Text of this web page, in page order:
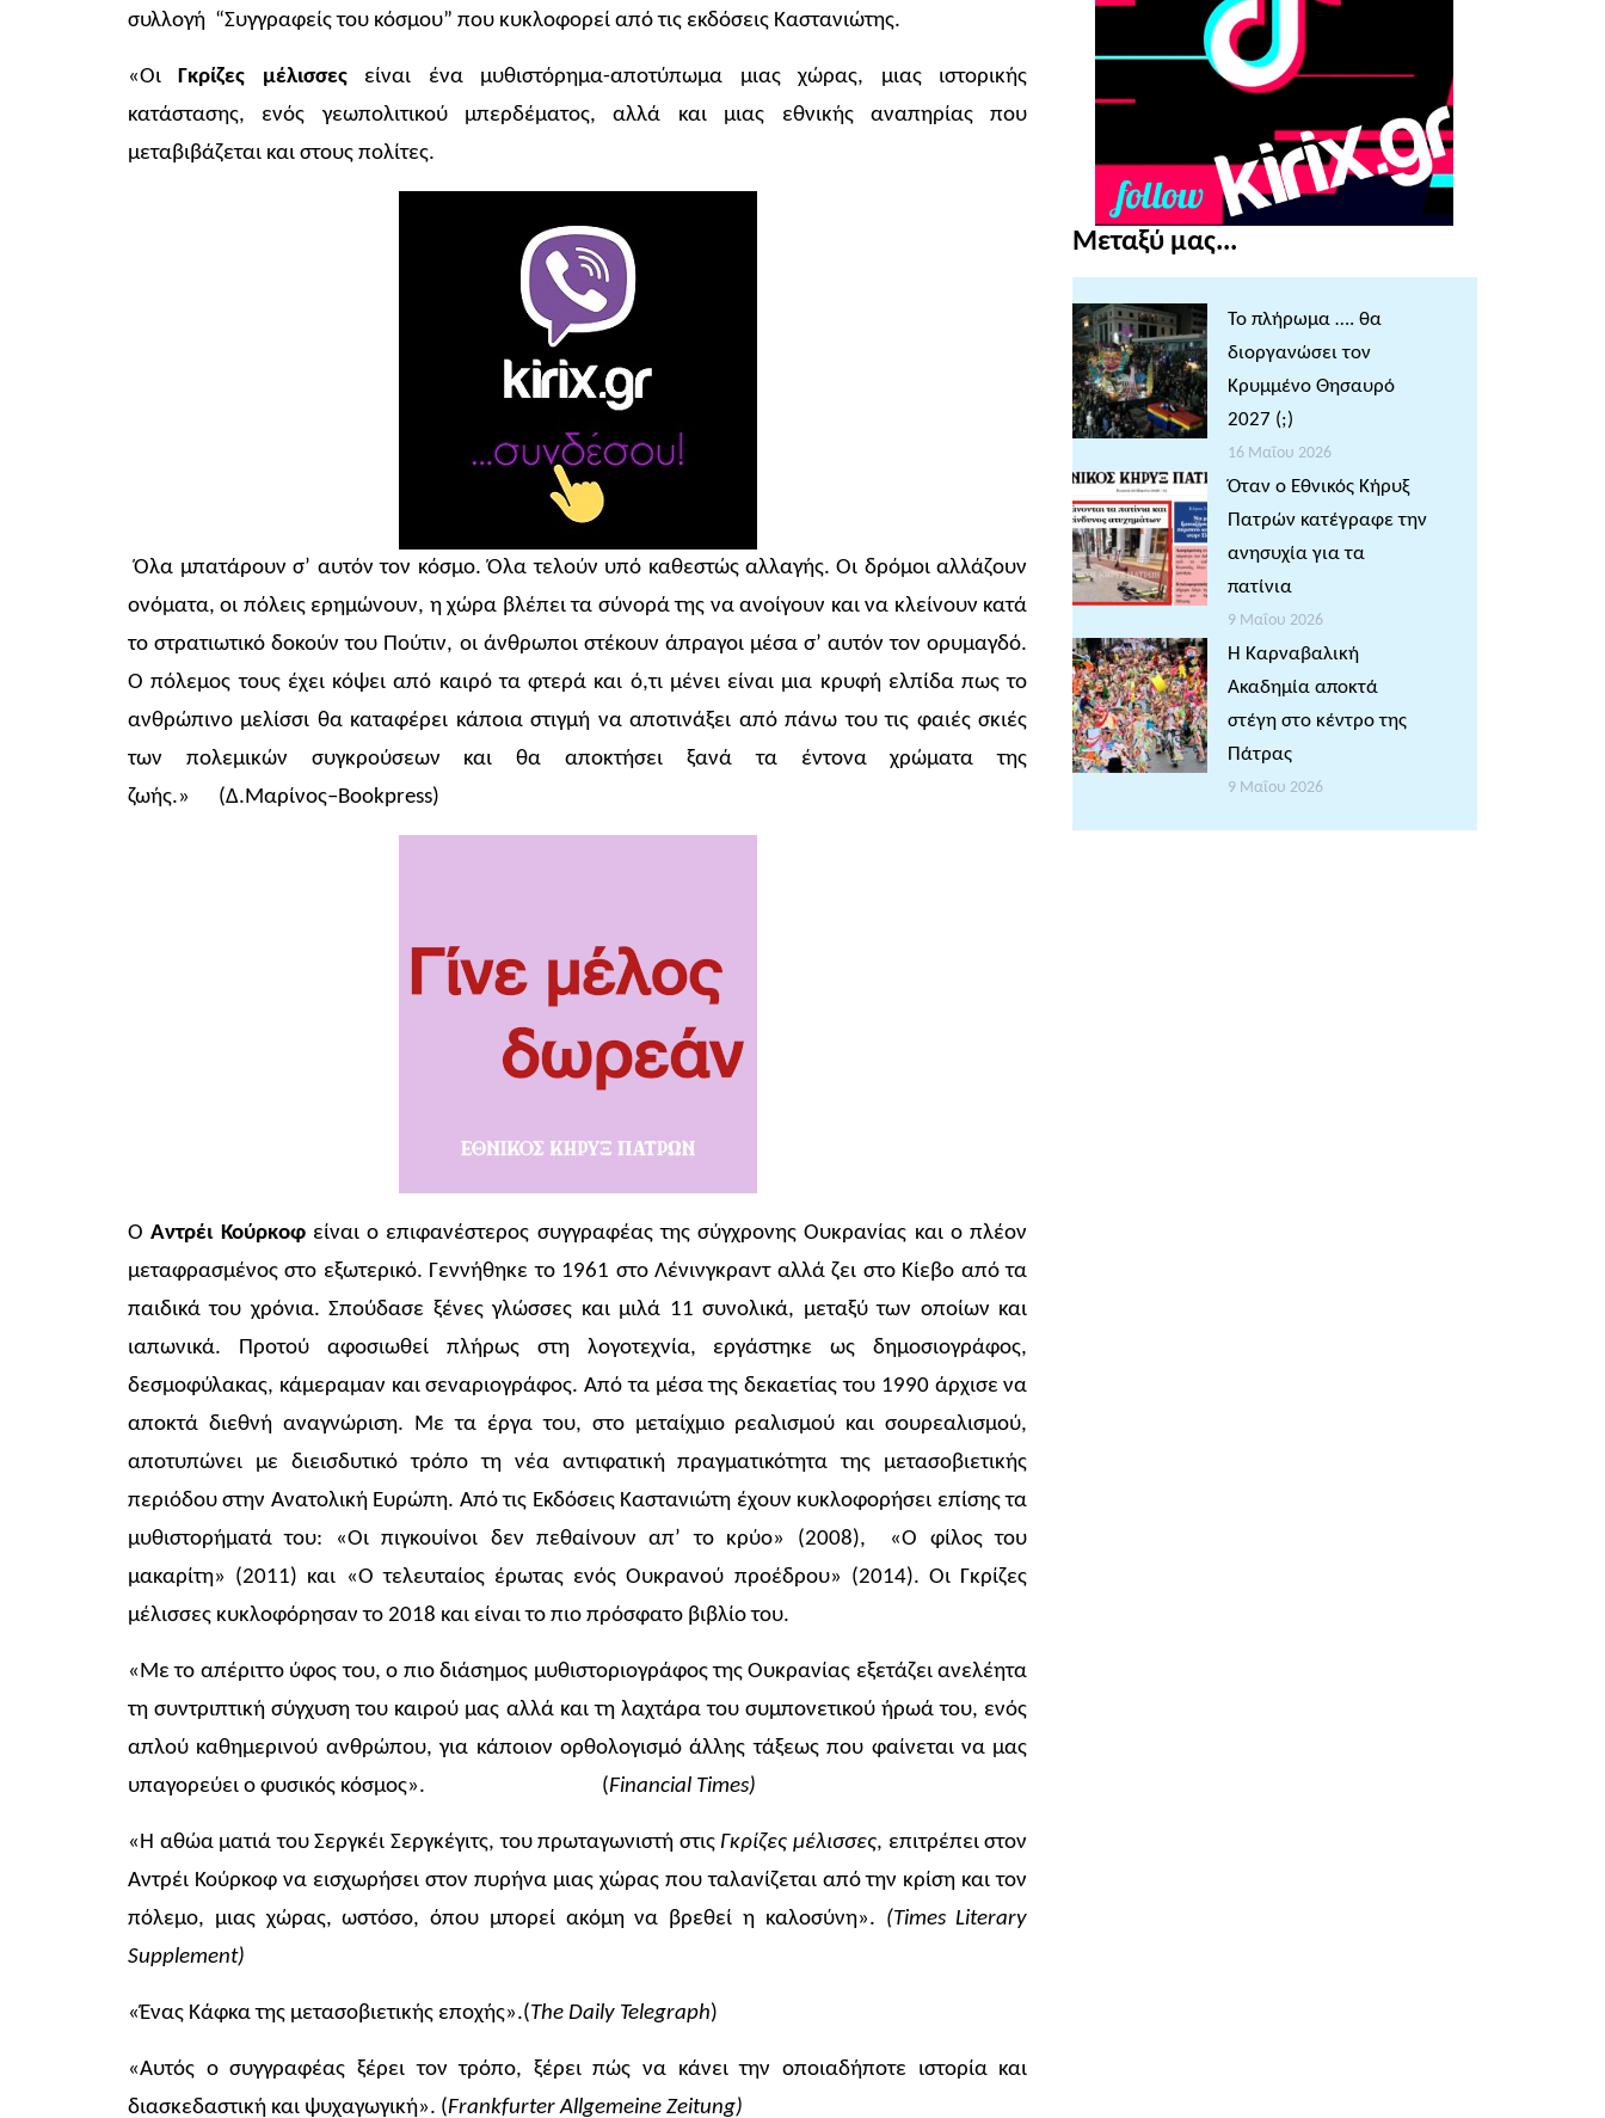
συλλογή “Συγγραφείς του κόσμου” που κυκλοφορεί από τις εκδόσεις Καστανιώτης.
«ΟιΓκρίζες μέλισσεςείναι ένα μυθιστόρημα-αποτύπωμα μιας χώρας, μιας ιστορικής
κατάστασης, ενός γεωπολιτικού μπερδέματος, αλλά και μιας εθνικής αναπηρίας που
μεταβιβάζεται και στους πολίτες.
Όλα μπατάρουν σ’ αυτόν τον κόσμο. Όλα τελούν υπό καθεστώς αλλαγής. Οι δρόμοι αλλάζουν
ονόματα, οι πόλεις ερημώνουν, η χώρα βλέπει τα σύνορά της να ανοίγουν και να κλείνουν κατά
το στρατιωτικό δοκούν του Πούτιν, οι άνθρωποι στέκουν άπραγοι μέσα σ’ αυτόν τον ορυμαγδό.
Ο πόλεμος τους έχει κόψει από καιρό τα φτερά και ό,τι μένει είναι μια κρυφή ελπίδα πως το
ανθρώπινο μελίσσι θα καταφέρει κάποια στιγμή να αποτινάξει από πάνω του τις φαιές σκιές
των πολεμικών συγκρούσεων και θα αποκτήσει ξανά τα έντονα χρώματα της
ζωής.» (Δ.Μαρίνος–Bookpress)
ΟΑντρέι Κούρκοφείναι ο επιφανέστερος συγγραφέας της σύγχρονης Ουκρανίας και ο πλέον
μεταφρασμένος στο εξωτερικό. Γεννήθηκε το 1961 στο Λένινγκραντ αλλά ζει στο Κίεβο από τα
παιδικά του χρόνια. Σπούδασε ξένες γλώσσες και μιλά 11 συνολικά, μεταξύ των οποίων και
ιαπωνικά. Προτού αφοσιωθεί πλήρως στη λογοτεχνία, εργάστηκε ως δημοσιογράφος,
δεσμοφύλακας, κάμεραμαν και σεναριογράφος. Από τα μέσα της δεκαετίας του 1990 άρχισε να
αποκτά διεθνή αναγνώριση. Με τα έργα του, στο μεταίχμιο ρεαλισμού και σουρεαλισμού,
αποτυπώνει με διεισδυτικό τρόπο τη νέα αντιφατική πραγματικότητα της μετασοβιετικής
περιόδου στην Ανατολική Ευρώπη. Από τις Εκδόσεις Καστανιώτη έχουν κυκλοφορήσει επίσης τα
μυθιστορήματά του: «Οι πιγκουίνοι δεν πεθαίνουν απ’ το κρύο» (2008), «Ο φίλος του
μακαρίτη» (2011) και «Ο τελευταίος έρωτας ενός Ουκρανού προέδρου» (2014). Οι Γκρίζες
μέλισσες κυκλοφόρησαν το 2018 και είναι το πιο πρόσφατο βιβλίο του.
«Με το απέριττο ύφος του, ο πιο διάσημος μυθιστοριογράφος της Ουκρανίας εξετάζει ανελέητα
τη συντριπτική σύγχυση του καιρού μας αλλά και τη λαχτάρα του συμπονετικού ήρωά του, ενός
απλού καθημερινού ανθρώπου, για κάποιον ορθολογισμό άλλης τάξεως που φαίνεται να μας
υπαγορεύει ο φυσικός κόσμος». (Financial Times)
«Η αθώα ματιά του Σεργκέι Σεργκέγιτς, του πρωταγωνιστή στις Γκρίζες μέλισσες, επιτρέπει στον
Αντρέι Κούρκοφ να εισχωρήσει στον πυρήνα μιας χώρας που ταλανίζεται από την κρίση και τον
πόλεμο, μιας χώρας, ωστόσο, όπου μπορεί ακόμη να βρεθεί η καλοσύνη». (Times Literary
Supplement)
«Ένας Κάφκα της μετασοβιετικής εποχής».(The Daily Telegraph)
«Αυτός ο συγγραφέας ξέρει τον τρόπο, ξέρει πώς να κάνει την οποιαδήποτε ιστορία και
διασκεδαστική και ψυχαγωγική». (Frankfurter Allgemeine Zeitung)
Μεταξύ μας...
Το πλήρωμα …. θα
διοργανώσει τον
Κρυμμένο Θησαυρό
2027 (;)
16 Μαΐου 2026
Όταν ο Εθνικός Κήρυξ
Πατρών κατέγραφε την
ανησυχία για τα
πατίνια
9 Μαΐου 2026
Η Καρναβαλική
Ακαδημία αποκτά
στέγη στο κέντρο της
Πάτρας
9 Μαΐου 2026